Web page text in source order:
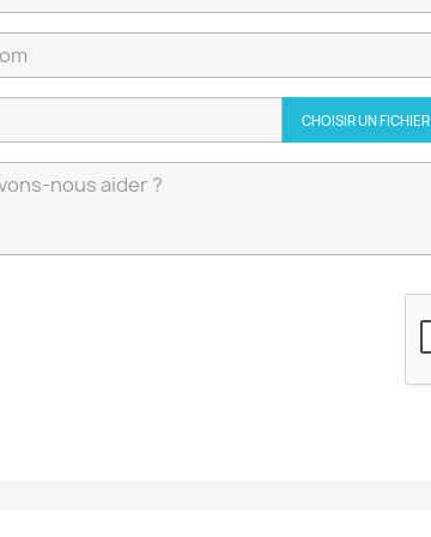
CHOISIR UN FICHIER